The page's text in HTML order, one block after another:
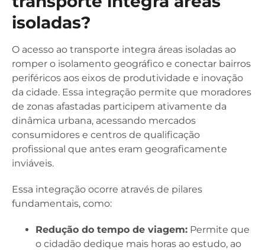
isoladas?
O acesso ao transporte integra áreas isoladas ao
romper o isolamento geográfico e conectar bairros
periféricos aos eixos de produtividade e inovação
da cidade. Essa integração permite que moradores
de zonas afastadas participem ativamente da
dinâmica urbana, acessando mercados
consumidores e centros de qualificação
profissional que antes eram geograficamente
inviáveis.
Essa integração ocorre através de pilares
fundamentais, como:
Redução do tempo de viagem: Permite que
o cidadão dedique mais horas ao estudo, ao